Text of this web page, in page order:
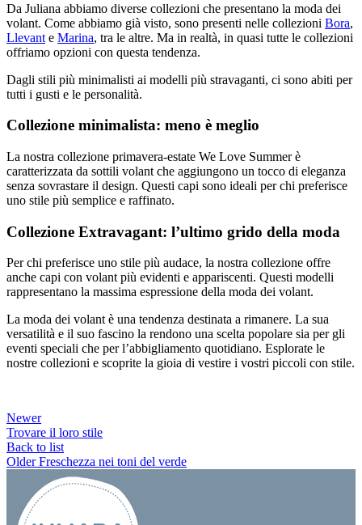
Da Juliana abbiamo diverse collezioni che presentano la moda dei
volant. Come abbiamo già visto, sono presenti nelle collezioni Bora,
Llevant e Marina, tra le altre. Ma in realtà, in quasi tutte le collezioni
offriamo opzioni con questa tendenza.
Dagli stili più minimalisti ai modelli più stravaganti, ci sono abiti per
tutti i gusti e le personalità.
Collezione minimalista: meno è meglio
La nostra collezione primavera-estate We Love Summer è
caratterizzata da sottili volant che aggiungono un tocco di eleganza
senza sovrastare il design. Questi capi sono ideali per chi preferisce
uno stile più semplice e raffinato.
Collezione Extravagant: l’ultimo grido della moda
Per chi preferisce uno stile più audace, la nostra collezione offre
anche capi con volant più evidenti e appariscenti. Questi modelli
rappresentano la massima espressione della moda dei volant.
La moda dei volant è una tendenza destinata a rimanere. La sua
versatilità e il suo fascino la rendono una scelta popolare sia per gli
eventi speciali che per l’abbigliamento quotidiano. Esplorate le
nostre collezioni e scoprite la gioia di vestire i vostri piccoli con stile.
Newer
Trovare il loro stile
Back to list
Older Freschezza nei toni del verde